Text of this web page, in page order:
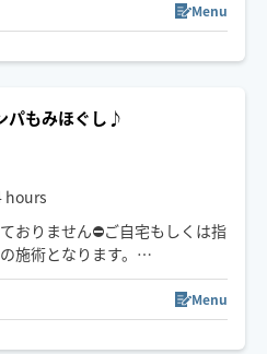
ますので
て
さい🐑🤍
のみ返信させていただま
ッセージいただけると
Menu
パもみほぐし♪
hours
おりません⛔️ご自宅もしくは指
施術となります。
す✨
断りします)
Menu